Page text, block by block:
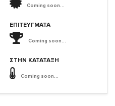
Coming soon...
ΕΠΙΤΕΎΓΜΑΤΑ
Coming soon...
ΣΤΗΝ ΚΑΤΆΤΑΞΗ
Coming soon...